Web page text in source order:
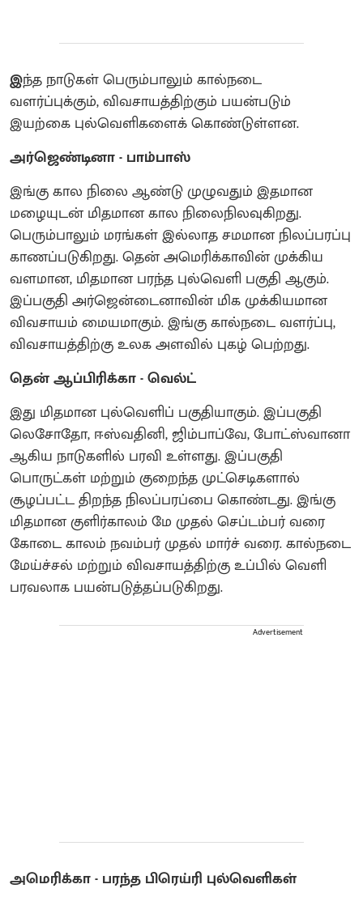
இந்த நாடுகள் பெரும்பாலும் கால்நடை
வளர்ப்புக்கும், விவசாயத்திற்கும் பயன்படும்
இயற்கை புல்வெளிகளைக் கொண்டுள்ளன.
அர்ஜெண்டினா - பாம்பாஸ்
இங்கு கால நிலை ஆண்டு முழுவதும் இதமான
மழையுடன் மிதமான கால நிலைநிலவுகிறது.
பெரும்பாலும் மரங்கள் இல்லாத சமமான நிலப்பரப்பு
காணப்படுகிறது. தென் அமெரிக்காவின் முக்கிய
வளமான, மிதமான பரந்த புல்வெளி பகுதி ஆகும்.
இப்பகுதி அர்ஜென்டைனாவின் மிக முக்கியமான
விவசாயம் மையமாகும். இங்கு கால்நடை வளர்ப்பு,
விவசாயத்திற்கு உலக அளவில் புகழ் பெற்றது.
தென் ஆப்பிரிக்கா - வெல்ட்
இது மிதமான புல்வெளிப் பகுதியாகும். இப்பகுதி
லெசோதோ, ஈஸ்வதினி, ஜிம்பாப்வே, போட்ஸ்வானா
ஆகிய நாடுகளில் பரவி உள்ளது. இப்பகுதி
பொருட்கள் மற்றும் குறைந்த முட்செடிகளால்
சூழப்பட்ட திறந்த நிலப்பரப்பை கொண்டது. இங்கு
மிதமான குளிர்காலம் மே முதல் செப்டம்பர் வரை
கோடை காலம் நவம்பர் முதல் மார்ச் வரை. கால்நடை
மேய்ச்சல் மற்றும் விவசாயத்திற்கு உப்பில் வெளி
பரவலாக பயன்படுத்தப்படுகிறது.
Advertisement
அமெரிக்கா - பரந்த பிரெய்ரி புல்வெளிகள்